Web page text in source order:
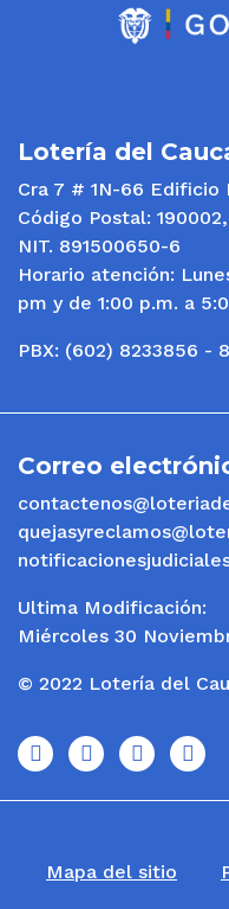
Lotería del
Cra 7 # 1N-66 Edificio
Código Postal:
NIT. 891500650-6
Horario atención:
pm y de 1:00 p.m. a
PBX: (602) 8233856 -
Correo
Ultima Modificación:
Miércoles 30
© 2022 Lotería del
icono icono icono icono
Mapa del sitio